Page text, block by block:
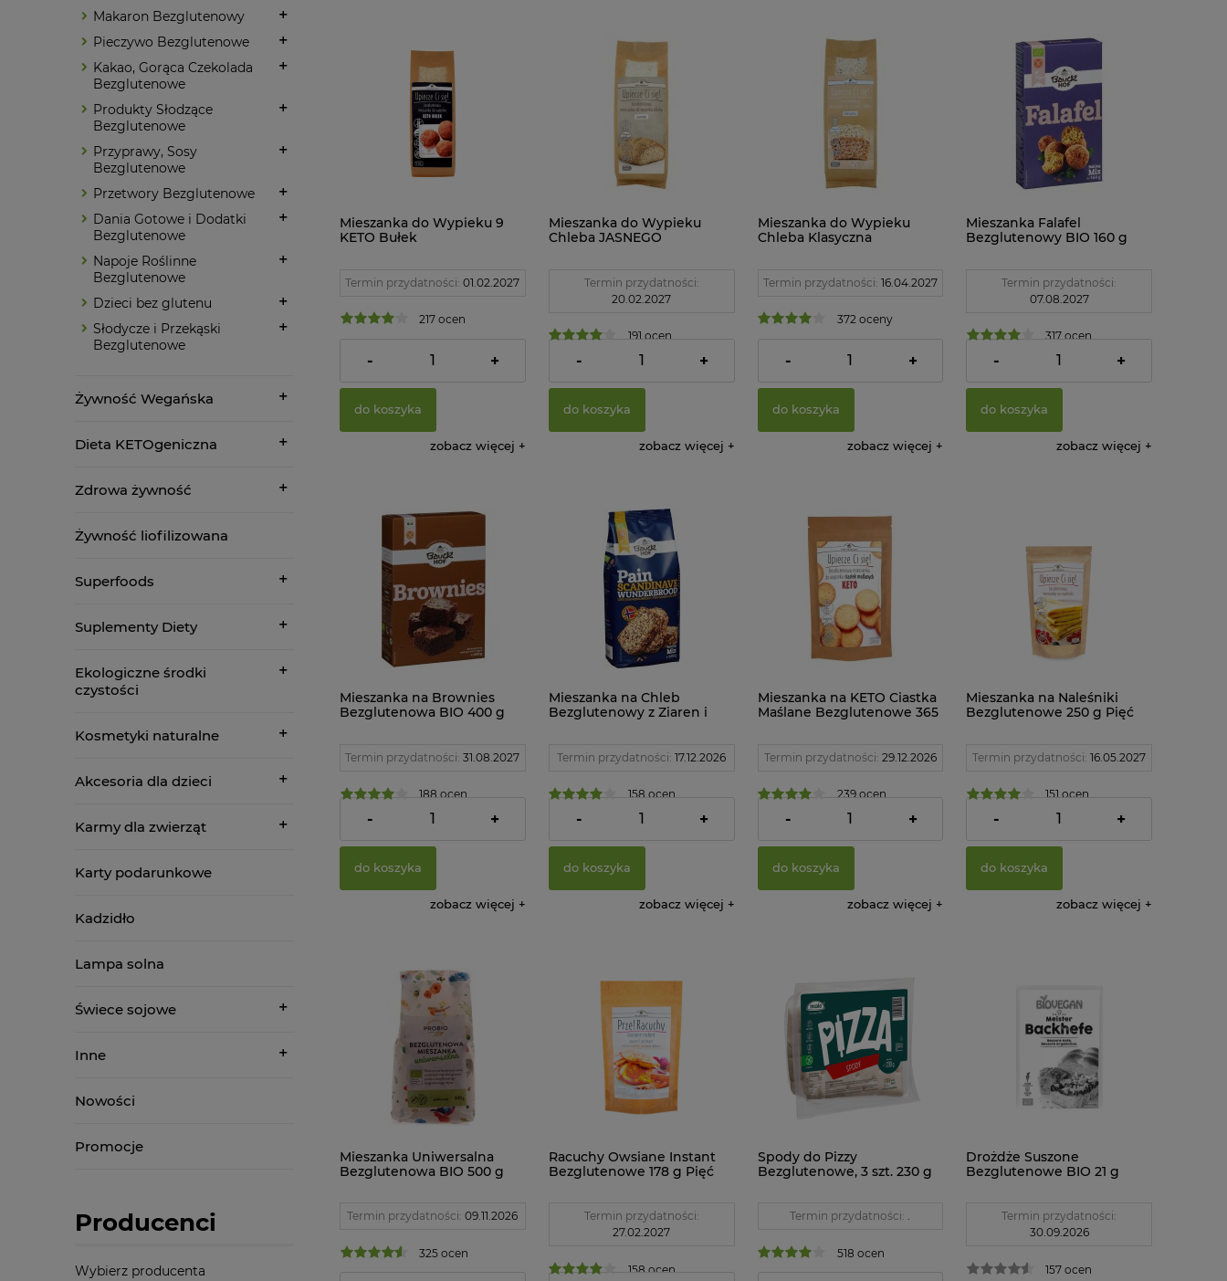
Makaron Bezglutenowy
Pieczywo Bezglutenowe
Kakao, Gorąca Czekolada
Bezglutenowe
Produkty Słodzące
Bezglutenowe
Przyprawy, Sosy
Bezglutenowe
Przetwory Bezglutenowe
Dania Gotowe i Dodatki
Bezglutenowe
Napoje Roślinne
Bezglutenowe
Dzieci bez glutenu
Słodycze i Przekąski
Bezglutenowe
Żywność Wegańska
Dieta KETOgeniczna
Zdrowa żywność
Żywność liofilizowana
Superfoods
Suplementy Diety
Ekologiczne środki
czystości
Kosmetyki naturalne
Akcesoria dla dzieci
Karmy dla zwierząt
Karty podarunkowe
Kadzidło
Lampa solna
Świece sojowe
Inne
Nowości
Promocje
Producenci
Wybierz producenta
Mieszanka do Wypieku 9
KETO Bułek
Termin przydatności: 01.02.2027
217 ocen
24,20 zł
- +
do koszyka
zobacz więcej
Mieszanka do Wypieku
Chleba JASNEGO
Termin przydatności:
20.02.2027
191 ocen
17,70 zł
- +
do koszyka
zobacz więcej
Mieszanka do Wypieku
Chleba Klasyczna
Termin przydatności: 16.04.2027
372 oceny
17,70 zł
- +
do koszyka
zobacz więcej
Mieszanka Falafel
Bezglutenowy BIO 160 g
Termin przydatności:
07.08.2027
317 ocen
12,44 zł
- +
do koszyka
zobacz więcej
Mieszanka na Brownies
Bezglutenowa BIO 400 g
Termin przydatności: 31.08.2027
188 ocen
21,59 zł
- +
do koszyka
zobacz więcej
Mieszanka na Chleb
Bezglutenowy z Ziaren i
Termin przydatności: 17.12.2026
158 ocen
24,88 zł
- +
do koszyka
zobacz więcej
Mieszanka na KETO Ciastka
Maślane Bezglutenowe 365
Termin przydatności: 29.12.2026
239 ocen
21,94 zł
- +
do koszyka
zobacz więcej
Mieszanka na Naleśniki
Bezglutenowe 250 g Pięć
Termin przydatności: 16.05.2027
151 ocen
13,90 zł
- +
do koszyka
zobacz więcej
Mieszanka Uniwersalna
Bezglutenowa BIO 500 g
Termin przydatności: 09.11.2026
325 ocen
Racuchy Owsiane Instant
Bezglutenowe 178 g Pięć
Termin przydatności:
27.02.2027
158 ocen
Spody do Pizzy
Bezglutenowe, 3 szt. 230 g
Termin przydatności: .
518 ocen
Drożdże Suszone
Bezglutenowe BIO 21 g
Termin przydatności:
30.09.2026
157 ocen